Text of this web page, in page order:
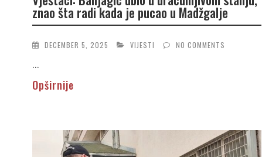
znao šta radi kada je pucao u Madžgalje
DECEMBER 5, 2025 VIJESTI NO COMMENTS
...
Opširnije